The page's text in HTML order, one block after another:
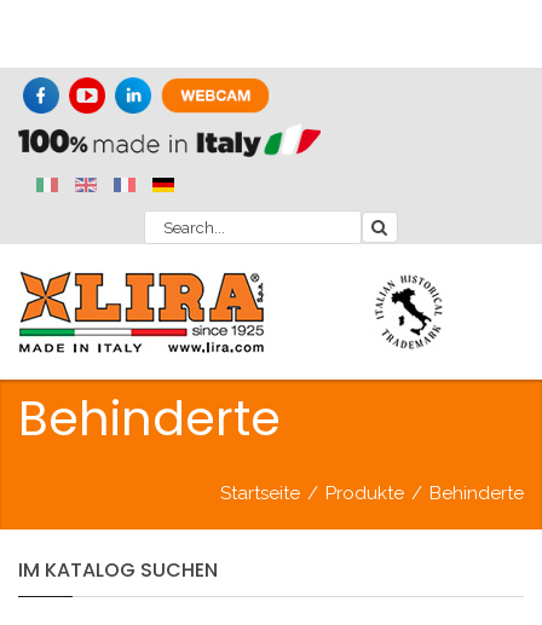
Behinderte
Startseite / Produkte / Behinderte
IM KATALOG SUCHEN